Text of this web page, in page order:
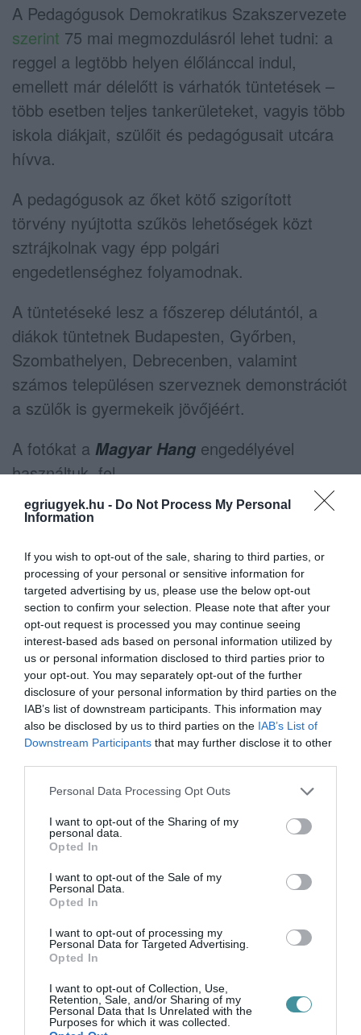
egriugyek.hu - Do Not Process My Personal
Information
If you wish to opt-out of the sale, sharing to third parties, or
processing of your personal or sensitive information for
targeted advertising by us, please use the below opt-out
section to confirm your selection. Please note that after your
opt-out request is processed you may continue seeing
interest-based ads based on personal information utilized by
us or personal information disclosed to third parties prior to
your opt-out. You may separately opt-out of the further
disclosure of your personal information by third parties on the
IAB’s list of downstream participants. This information may
also be disclosed by us to third parties on the IAB’s List of
Downstream Participants that may further disclose it to other
Please note that this website/app uses one or more Google
not limited to your visit or usage behaviour. You may click to
grant or deny consent to Google and its third-party tags to
use your data for below specified purposes in below Google
consent section.
Personal Data Processing Opt Outs
I want to opt-out of the Sharing of my
personal data.
Opted In
I want to opt-out of the Sale of my
Personal Data.
Opted In
I want to opt-out of processing my
Personal Data for Targeted Advertising.
Opted In
I want to opt-out of Collection, Use,
Retention, Sale, and/or Sharing of my
Personal Data that Is Unrelated with the
Purposes for which it was collected.
A Pedagógusok Demokratikus Szakszervezete
szerint 75 mai megmozdulásról lehet tudni: a
reggel a legtöbb helyen élőlánccal indul,
emellett már délelőtt is várhatók tüntetések –
több esetben teljes tankerületeket, vagyis több
iskola diákjait, szülőit és pedagógusait utcára
hívva.
A pedagógusok az őket kötő szigorított
törvény nyújtotta szűkös lehetőségek közt
sztrájkolnak vagy épp polgári
engedetlenséghez folyamodnak.
A tüntetéseké lesz a főszerep délutántól, a
diákok tüntetnek Budapesten, Győrben,
Szombathelyen, Debrecenben, valamint
számos településen szerveznek demonstrációt
a szülők is gyermekeik jövőjéért.
A fotókat a Magyar Hang engedélyével
használtuk. fel.
Ne maradjon le a legfrissebb hírekről, kövessen
bennünket az EGRI ÜGYEK Google Hírek oldalán!
VISSZA A FŐOLDALRA
Legfrissebb híreink
KÓRHÁZBAN: TÖBB MINT 70 ...
Eger ügye
HOLTAN SZÁLLÍTOTTÁK HAZA A 80 ÉVES
ASSZONYT A HATVANI KÓR...
2026. augusztus 06|Riasztó